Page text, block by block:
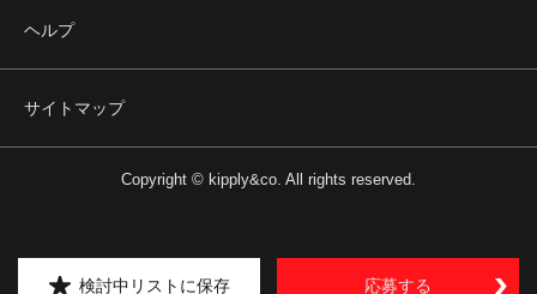
検討中リストに保存 応募する
ヘルプ
サイトマップ
Copyright © kipply&co. All rights reserved.